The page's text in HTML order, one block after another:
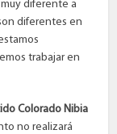
diferente a
diferentes en
trabajar en
Colorado Nibia
no realizará